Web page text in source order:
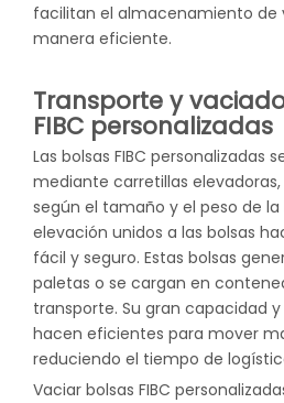
facilitan el almacenamiento de
manera eficiente.
Transporte y
FIBC personalizadas
Las bolsas FIBC personalizadas
mediante carretillas
según el tamaño y el peso de la
elevación unidos a las bolsas
fácil y seguro. Estas bolsas
paletas o se cargan en
transporte. Su gran capacidad
hacen eficientes para mover
reduciendo el tiempo de
Vaciar bolsas FIBC